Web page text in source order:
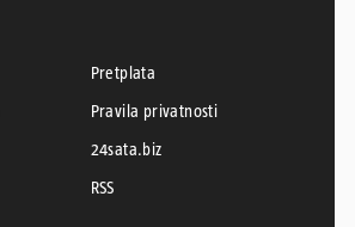
Pretplata
Pravila privatnosti
24sata.biz
RSS